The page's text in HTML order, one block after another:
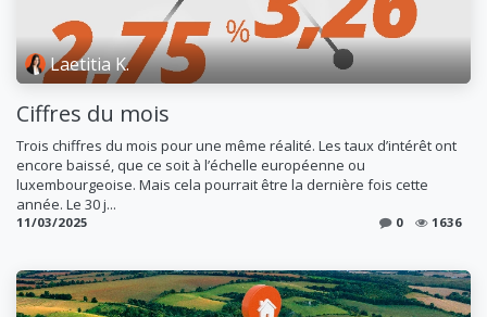
Laetitia K.
Ciffres du mois
Trois chiffres du mois pour une même réalité. Les taux d’intérêt ont
encore baissé, que ce soit à l’échelle européenne ou
luxembourgeoise. Mais cela pourrait être la dernière fois cette
année. Le 30 j...
11/03/2025 0 1636